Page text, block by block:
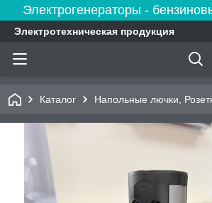
Электрогенераторы -
Электротехническая продукция
Каталог Напольные лючки,